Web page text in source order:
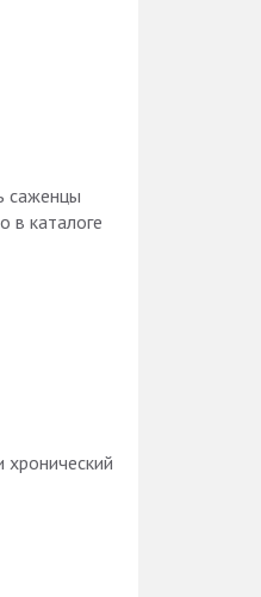
саженцы
в каталоге
хронический